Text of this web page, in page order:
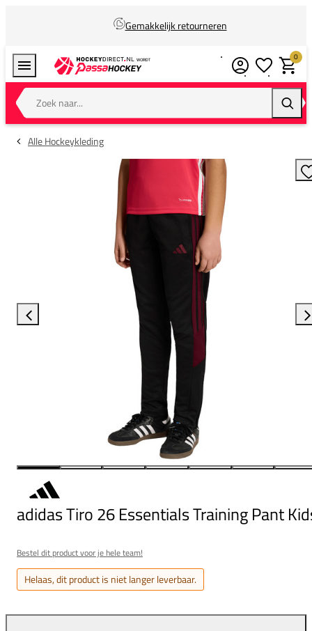
Gemakkelijk retourneren
Zoek naar...
0
Alle Hockeykleding
adidas Tiro 26 Essentials Training Pant
Bestel dit product voor je hele team!
Helaas, dit product is niet langer leverbaar.